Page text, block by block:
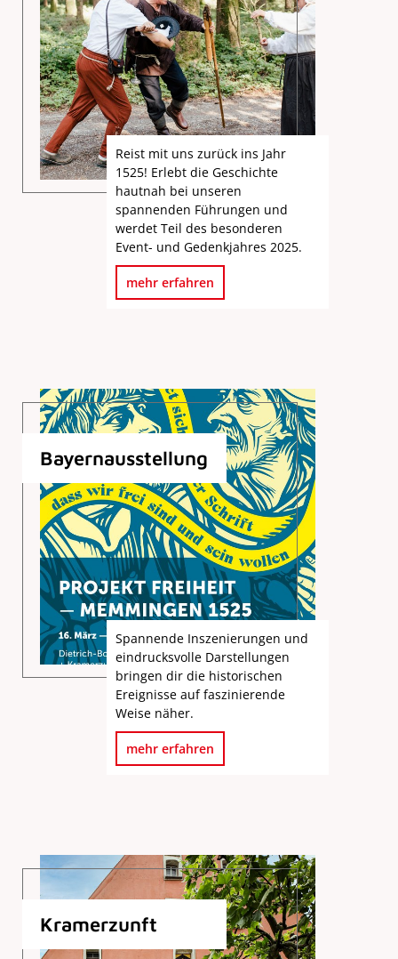
Reist mit uns zurück ins Jahr
1525! Erlebt die Geschichte
hautnah bei unseren
spannenden Führungen und
werdet Teil des besonderen
Event- und Gedenkjahres 2025.
mehr erfahren
Bayernausstellung
Spannende Inszenierungen und
eindrucksvolle Darstellungen
bringen dir die historischen
Ereignisse auf faszinierende
Weise näher.
mehr erfahren
Kramerzunft